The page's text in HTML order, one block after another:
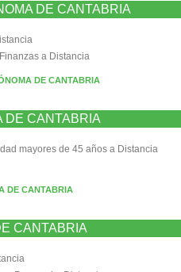
DE CANTABRIA
a Distancia
DE CANTABRIA
DE CANTABRIA
mayores de 45 años a Distancia
DE CANTABRIA
CANTABRIA